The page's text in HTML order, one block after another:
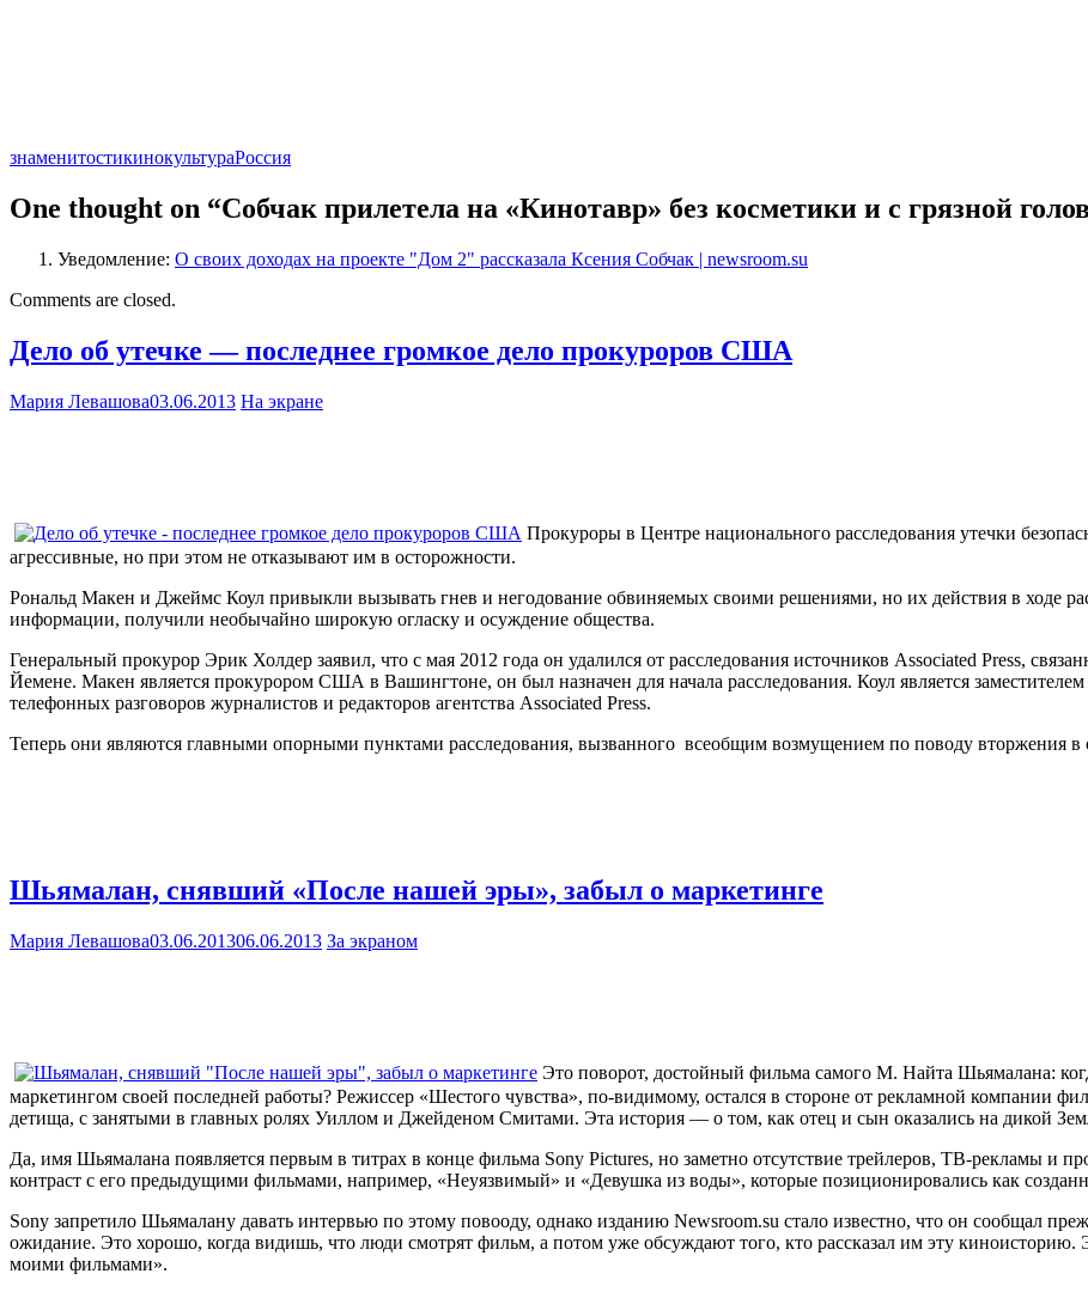
знаменитостикинокультураРоссия
One thought on “Собчак прилетела на «Кинотавр» без косметики и с грязной
Уведомление: О своих доходах на проекте "Дом 2" рассказала Ксения Собчак | newsroom.su
Comments are closed.
Дело об утечке — последнее громкое дело прокуроров США
Мария Левашова03.06.2013 На экране
Прокуроры в Центре национального расследования утечки
агрессивные, но при этом не отказывают им в осторожности.
Рональд Макен и Джеймс Коул привыкли вызывать гнев и негодование обвиняемых своими решениями, но их действия в ходе
информации, получили необычайно широкую огласку и осуждение общества.
Генеральный прокурор Эрик Холдер заявил, что с мая 2012 года он удалился от расследования источников Associated Press,
Йемене. Макен является прокурором США в Вашингтоне, он был назначен для начала расследования. Коул является
телефонных разговоров журналистов и редакторов агентства Associated Press.
Теперь они являются главными опорными пунктами расследования, вызванного всеобщим возмущением по поводу вторжения в
Шьямалан, снявший «После нашей эры», забыл о маркетинге
Мария Левашова03.06.201306.06.2013 За экраном
Это поворот, достойный фильма самого М. Найта Шьямалана:
маркетингом своей последней работы? Режиссер «Шестого чувства», по-видимому, остался в стороне от рекламной компании
детища, с занятыми в главных ролях Уиллом и Джейденом Смитами. Эта история — о том, как отец и сын оказались на дикой
Да, имя Шьямалана появляется первым в титрах в конце фильма Sony Pictures, но заметно отсутствие трейлеров, ТВ-рекламы и
контраст с его предыдущими фильмами, например, «Неуязвимый» и «Девушка из воды», которые позиционировались как
Sony запретило Шьямалану давать интервью по этому повооду, однако изданию Newsroom.su стало известно, что он сообщал
ожидание. Это хорошо, когда видишь, что люди смотрят фильм, а потом уже обсуждают того, кто рассказал им эту киноисторию.
моими фильмами».